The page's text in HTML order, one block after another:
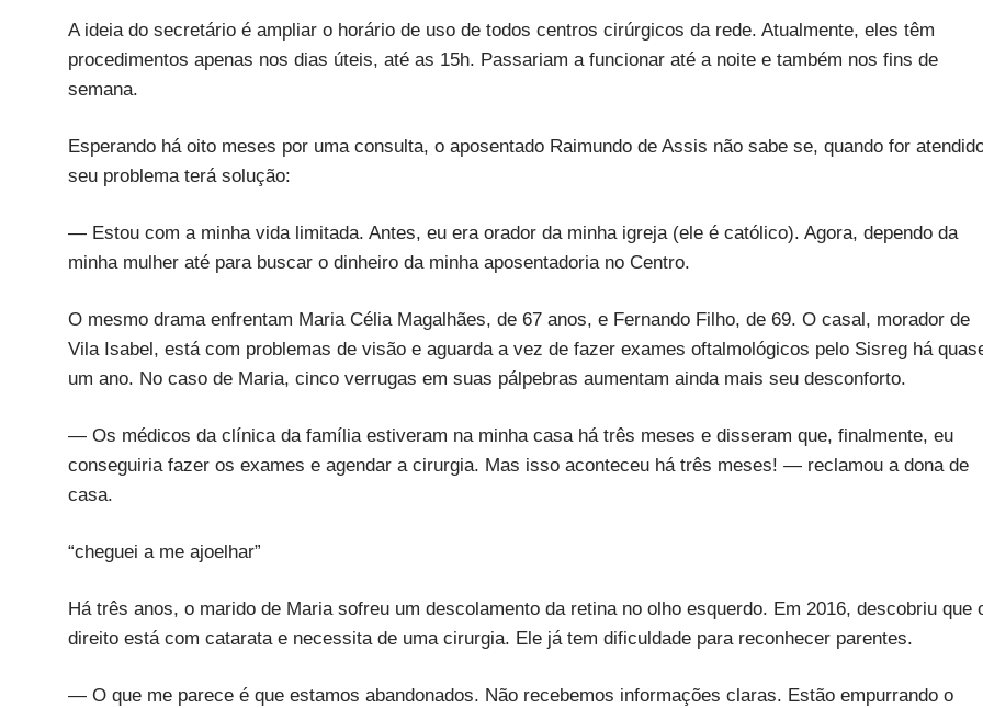
A ideia do secretário é ampliar o horário de uso de todos centros cirúrgicos da rede. Atualmente, eles têm
procedimentos apenas nos dias úteis, até as 15h. Passariam a funcionar até a noite e também nos fins de
semana.
Esperando há oito meses por uma consulta, o aposentado Raimundo de Assis não sabe se, quando for
seu problema terá solução:
— Estou com a minha vida limitada. Antes, eu era orador da minha igreja (ele é católico). Agora, dependo da
minha mulher até para buscar o dinheiro da minha aposentadoria no Centro.
O mesmo drama enfrentam Maria Célia Magalhães, de 67 anos, e Fernando Filho, de 69. O casal, morador de
Vila Isabel, está com problemas de visão e aguarda a vez de fazer exames oftalmológicos pelo Sisreg há
um ano. No caso de Maria, cinco verrugas em suas pálpebras aumentam ainda mais seu desconforto.
— Os médicos da clínica da família estiveram na minha casa há três meses e disseram que, finalmente, eu
conseguiria fazer os exames e agendar a cirurgia. Mas isso aconteceu há três meses! — reclamou a dona de
casa.
“cheguei a me ajoelhar”
Há três anos, o marido de Maria sofreu um descolamento da retina no olho esquerdo. Em 2016, descobriu que
direito está com catarata e necessita de uma cirurgia. Ele já tem dificuldade para reconhecer parentes.
— O que me parece é que estamos abandonados. Não recebemos informações claras. Estão empurrando o